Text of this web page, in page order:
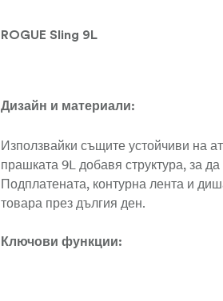
ROGUE Sling 9L
Дизайн и материали:
Използвайки същите устойчиви на
прашката 9L добавя структура, за
Подплатената, контурна лента и
товара през дългия ден.
Ключови функции: